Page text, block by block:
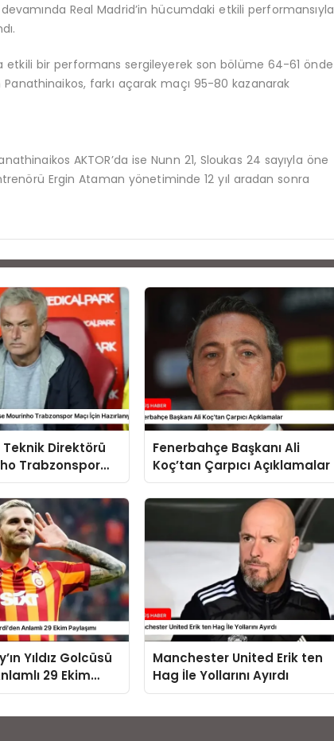
Real Madrid’in hücumdaki etkili performansıyla
bir performans sergileyerek son bölüme 64-61 önde
farkı açarak maçı 95-80 kazanarak
AKTOR’da ise Nunn 21, Sloukas 24 sayıyla öne
Ergin Ataman yönetiminde 12 yıl aradan sonra
Direktörü
Trabzonspor
Fenerbahçe Başkanı Ali
Koç’tan Çarpıcı Açıklamalar
Yıldız Golcüsü
29 Ekim
Manchester United Erik ten
Hag İle Yollarını Ayırdı